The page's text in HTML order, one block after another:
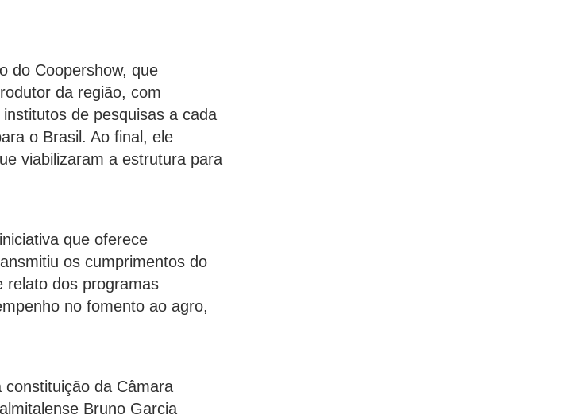
do Coopershow, que
da região, com
de pesquisas a cada
o Brasil. Ao final, ele
viabilizaram a estrutura para
que oferece
os cumprimentos do
relato dos programas
no fomento ao agro,
da Câmara
Bruno Garcia